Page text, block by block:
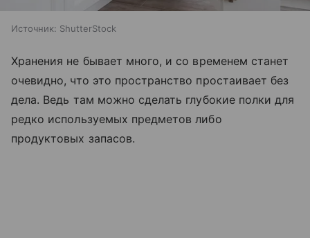
Источник: ShutterStock
Хранения не бывает много, и со временем станет
очевидно, что это пространство простаивает без
дела. Ведь там можно сделать глубокие полки для
редко используемых предметов либо
продуктовых запасов.